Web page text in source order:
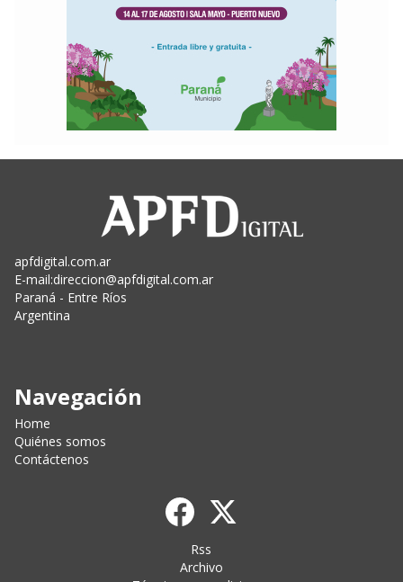
apfdigital.com.ar
E-mail:direccion@apfdigital.com.ar
Paraná - Entre Ríos
Argentina
Navegación
Home
Quiénes somos
Contáctenos
Rss
Archivo